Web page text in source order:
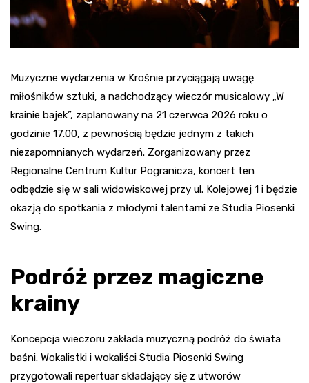
Muzyczne wydarzenia w Krośnie przyciągają uwagę
miłośników sztuki, a nadchodzący wieczór musicalowy „W
krainie bajek”, zaplanowany na 21 czerwca 2026 roku o
godzinie 17.00, z pewnością będzie jednym z takich
niezapomnianych wydarzeń. Zorganizowany przez
Regionalne Centrum Kultur Pogranicza, koncert ten
odbędzie się w sali widowiskowej przy ul. Kolejowej 1 i będzie
okazją do spotkania z młodymi talentami ze Studia Piosenki
Swing.
Podróż przez magiczne
krainy
Koncepcja wieczoru zakłada muzyczną podróż do świata
baśni. Wokalistki i wokaliści Studia Piosenki Swing
przygotowali repertuar składający się z utworów